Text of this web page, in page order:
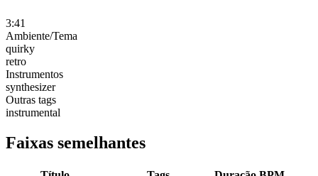
3:41
Ambiente/Tema
quirky
retro
Instrumentos
synthesizer
Outras tags
instrumental
Faixas semelhantes